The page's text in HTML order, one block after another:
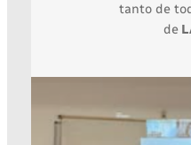
tanto de
de